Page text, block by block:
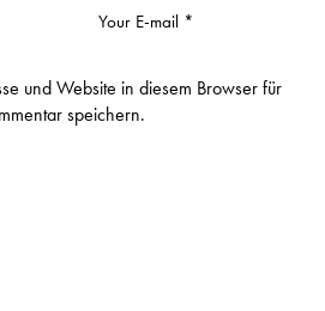
und Website in diesem Browser für
speichern.